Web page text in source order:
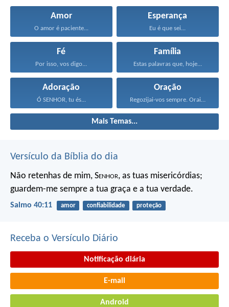
Amor
O amor é paciente...
Esperança
Eu é que sei...
Fé
Por isso, vos digo...
Família
Estas palavras que, hoje...
Adoração
Ó SENHOR, tu és...
Oração
Regozijai-vos sempre. Orai sem...
Mais Temas...
Versículo da Bíblia do dia
Não retenhas de mim, Senhor, as tuas misericórdias;
guardem-me sempre a tua graça e a tua verdade.
Salmo 40:11 amor confiabilidade proteção
Receba o Versículo Diário
Notificação diária
E-mail
Android